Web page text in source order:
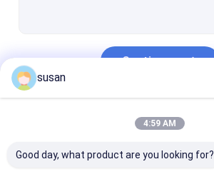
Continuar
Nuestras Categorías
susan
4:59 AM
Good day, what product are you looking for?